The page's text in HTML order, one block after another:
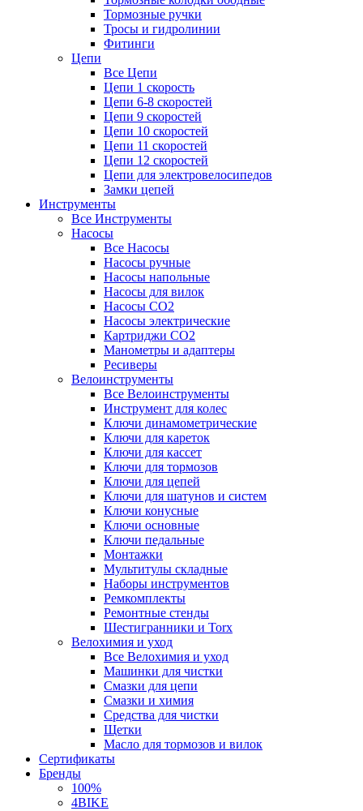
Тормозные ручки
Тросы и гидролинии
Фитинги
Цепи
Все Цепи
Цепи 1 скорость
Цепи 6-8 скоростей
Цепи 9 скоростей
Цепи 10 скоростей
Цепи 11 скоростей
Цепи 12 скоростей
Цепи для электровелосипедов
Замки цепей
Инструменты
Все Инструменты
Насосы
Все Насосы
Насосы ручные
Насосы напольные
Насосы для вилок
Насосы CO2
Насосы электрические
Картриджи CO2
Манометры и адаптеры
Ресиверы
Велоинструменты
Все Велоинструменты
Инструмент для колес
Ключи динамометрические
Ключи для кареток
Ключи для кассет
Ключи для тормозов
Ключи для цепей
Ключи для шатунов и систем
Ключи конусные
Ключи основные
Ключи педальные
Монтажки
Мультитулы складные
Наборы инструментов
Ремкомплекты
Ремонтные стенды
Шестигранники и Torx
Велохимия и уход
Все Велохимия и уход
Машинки для чистки
Смазки для цепи
Смазки и химия
Средства для чистки
Щетки
Масло для тормозов и вилок
Сертификаты
Бренды
100%
4BIKE